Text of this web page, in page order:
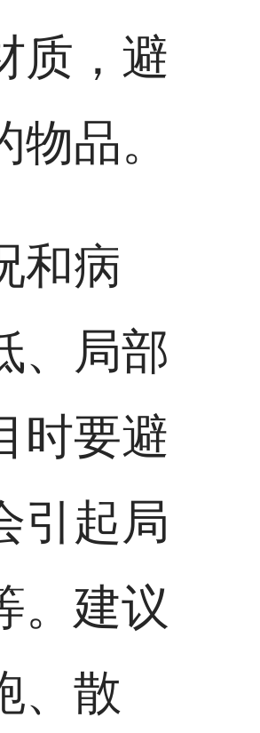
质，避
品。
和病
、局部
时要避
引起局
。建议
、散